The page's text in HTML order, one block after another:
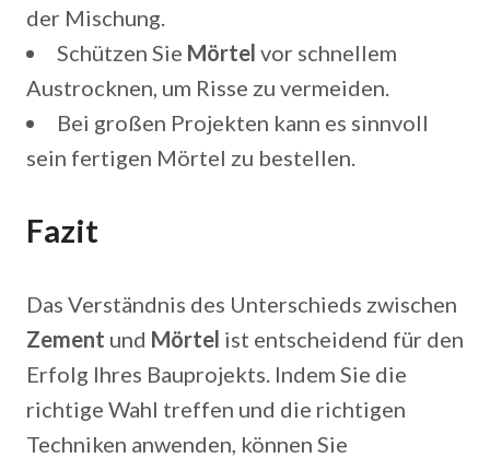
der Mischung.
Schützen Sie Mörtel vor schnellem
Austrocknen, um Risse zu vermeiden.
Bei großen Projekten kann es sinnvoll
sein fertigen Mörtel zu bestellen.
Fazit
Das Verständnis des Unterschieds zwischen
Zement und Mörtel ist entscheidend für den
Erfolg Ihres Bauprojekts. Indem Sie die
richtige Wahl treffen und die richtigen
Techniken anwenden, können Sie